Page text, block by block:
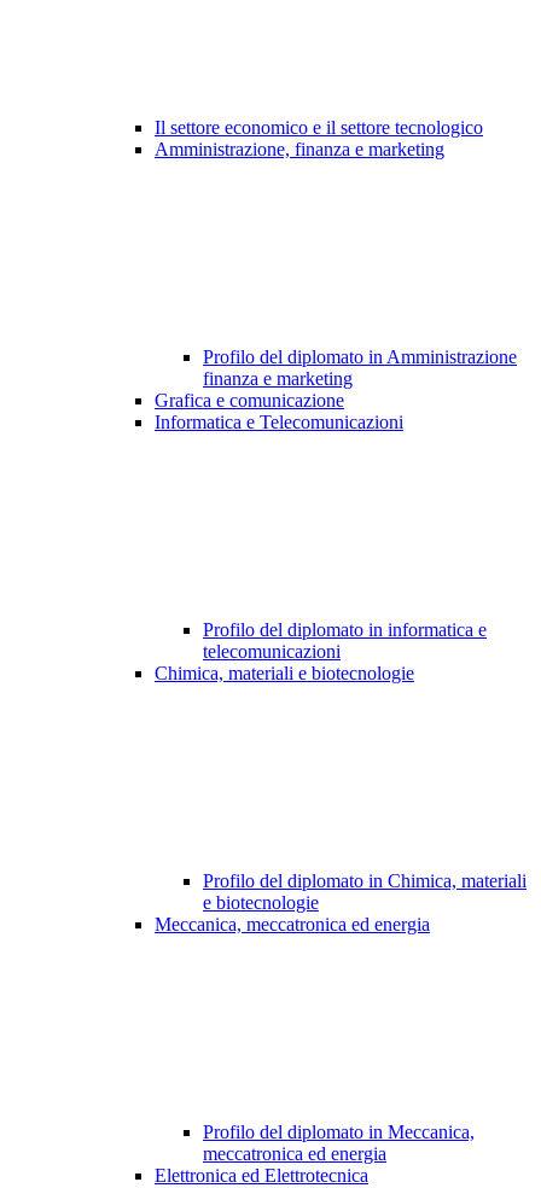
Il settore economico e il settore tecnologico
Amministrazione, finanza e marketing
Profilo del diplomato in Amministrazione
finanza e marketing
Grafica e comunicazione
Informatica e Telecomunicazioni
Profilo del diplomato in informatica e
telecomunicazioni
Chimica, materiali e biotecnologie
Profilo del diplomato in Chimica, materiali
e biotecnologie
Meccanica, meccatronica ed energia
Profilo del diplomato in Meccanica,
meccatronica ed energia
Elettronica ed Elettrotecnica